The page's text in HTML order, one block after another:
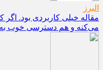
البرز
مقاله خیلی کاربردی بود.
می‌کنه و هم دسترسی خوب به